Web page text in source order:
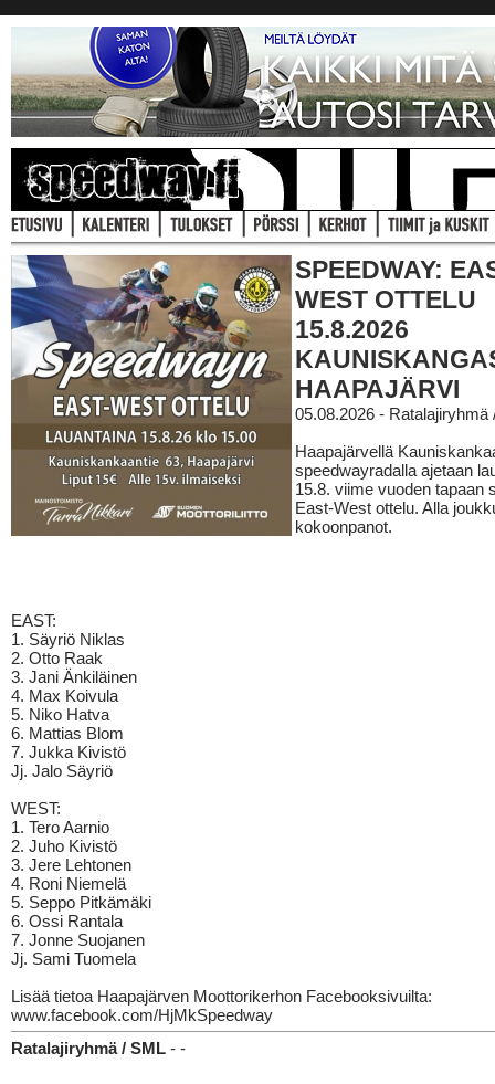
SPEEDWAY:
WEST OTTELU
15.8.2026
HAAPAJÄRVI
05.08.2026 - Ratalajiryhmä
Haapajärvellä
speedwayradalla ajetaan
15.8. viime vuoden tapaan
East-West ottelu. Alla
kokoonpanot.
EAST:
1. Säyriö Niklas
2. Otto Raak
3. Jani Änkiläinen
4. Max Koivula
5. Niko Hatva
6. Mattias Blom
7. Jukka Kivistö
Jj. Jalo Säyriö
WEST:
1. Tero Aarnio
2. Juho Kivistö
3. Jere Lehtonen
4. Roni Niemelä
5. Seppo Pitkämäki
6. Ossi Rantala
7. Jonne Suojanen
Jj. Sami Tuomela
Lisää tietoa Haapajärven Moottorikerhon Facebooksivuilta:
www.facebook.com/HjMkSpeedway
Ratalajiryhmä / SML - -